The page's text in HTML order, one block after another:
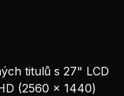
titulů s 27" LCD
(2560 × 1440)